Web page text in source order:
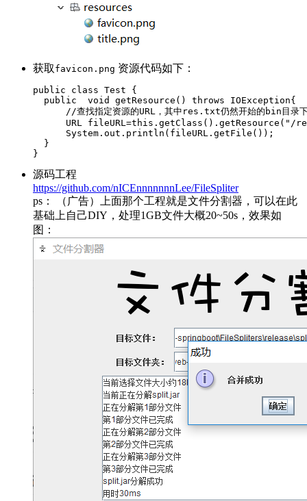
获取 favicon.png 资源代码如下：
public class Test
{
public
void getResource () throws IOException{
//查找指定资源的URL，其中res.txt仍然开始的bin目录
URL
fileURL =this . getClass (). getResource ( "/
System . out . println ( fileURL . getFile ());
}
}
源码工程
https://github.com/nICEnnnnnnnLee/FileSpliter
ps： （广告）上面那个工程就是文件分割器，可以在此
基础上自己DIY，处理1GB文件大概20~50s，效果如
图：